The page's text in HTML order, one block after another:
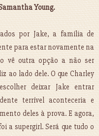
Young.
por Jake, a família de
para estar novamente na
vê outra opção a não ser
ao lado dele. O que Charley
deixar Jake entrar
terrível aconteceria e
deles à prova. E agora,
a supergirl. Será que tudo o